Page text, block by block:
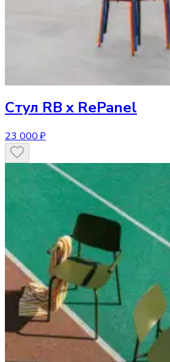
Стул RB x RePanel
23 000 ₽